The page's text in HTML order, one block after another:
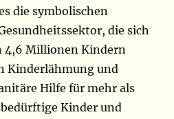
die symbolischen
die sich
4,6 Millionen Kindern
Kinderlähmung und
Hilfe für mehr als
Kinder und